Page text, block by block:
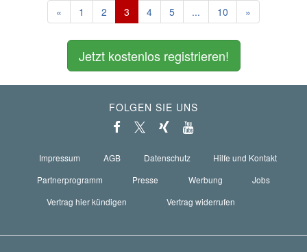
« 1 2 3 4 5 ... 10 »
Jetzt kostenlos registrieren!
FOLGEN SIE UNS
Impressum AGB Datenschutz
Hilfe und Kontakt
Partnerprogramm
Presse Werbung
Jobs
Vertrag hier kündigen
Vertrag widerrufen